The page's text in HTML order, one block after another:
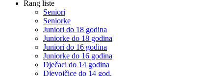
Rang liste
Seniori
Seniorke
Juniori do 18 godina
Juniorke do 18 godina
Juniori do 16 godina
Juniorke do 16 godina
Dječaci do 14 godina
Djevojčice do 14 god.